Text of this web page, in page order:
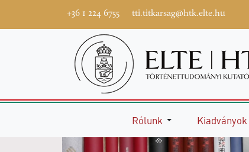
+36 1 224 6755 tti.titkarsag@htk.elte.hu
Rólunk Kiadványok